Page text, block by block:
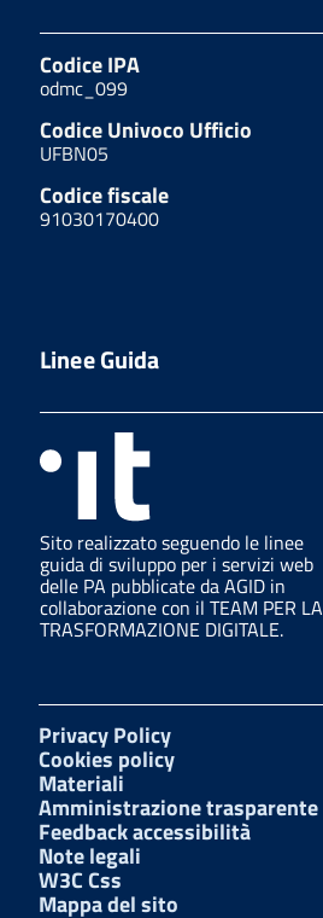
Codice IPA
odmc_099
Codice Univoco Ufficio
UFBN05
Codice fiscale
91030170400
Linee Guida
Sito realizzato seguendo le linee
guida di sviluppo per i servizi web
delle PA pubblicate da AGID in
collaborazione con il TEAM PER LA
TRASFORMAZIONE DIGITALE.
Privacy Policy
Cookies policy
Materiali
Amministrazione trasparente
Feedback accessibilità
Note legali
W3C Css
Mappa del sito